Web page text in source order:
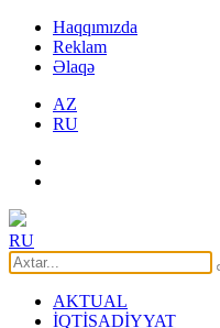
Haqqımızda
Reklam
Əlaqə
AZ
RU
RU
AKTUAL
İQTİSADİYYAT